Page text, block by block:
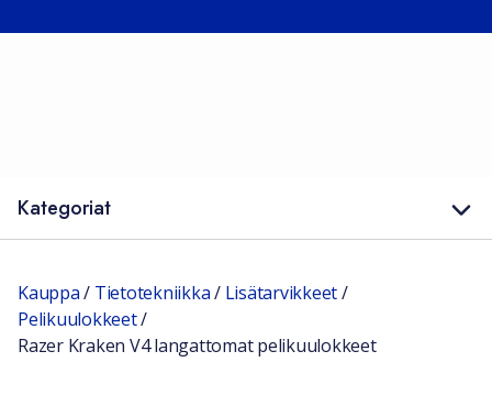
Kategoriat
Kauppa/ Tietotekniikka/ Lisätarvikkeet/
Pelikuulokkeet/
Razer Kraken V4 langattomat pelikuulokkeet